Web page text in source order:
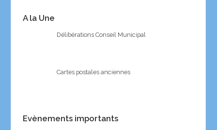
A la Une
Délibérations Conseil Municipal
Cartes postales anciennes
Evènements importants